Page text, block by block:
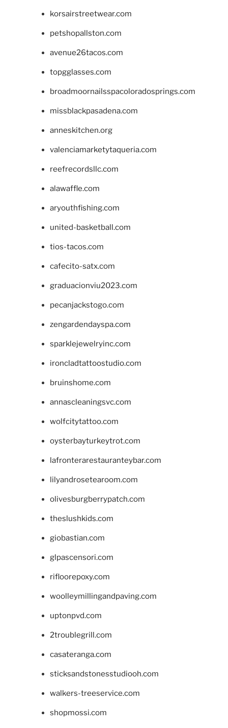
korsairstreetwear.com
petshopallston.com
avenue26tacos.com
topgglasses.com
broadmoornailsspacoloradosprings.com
missblackpasadena.com
anneskitchen.org
valenciamarketytaqueria.com
reefrecordsllc.com
alawaffle.com
aryouthfishing.com
united-basketball.com
tios-tacos.com
cafecito-satx.com
graduacionviu2023.com
pecanjackstogo.com
zengardendayspa.com
sparklejewelryinc.com
ironcladtattoostudio.com
bruinshome.com
annascleaningsvc.com
wolfcitytattoo.com
oysterbayturkeytrot.com
lafronterarestauranteybar.com
lilyandrosetearoom.com
olivesburgberrypatch.com
theslushkids.com
giobastian.com
glpascensori.com
rifloorepoxy.com
woolleymillingandpaving.com
uptonpvd.com
2troublegrill.com
casateranga.com
sticksandstonesstudiooh.com
walkers-treeservice.com
shopmossi.com